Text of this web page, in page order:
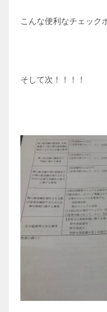
こんな便利なチェック
そして次！！！！